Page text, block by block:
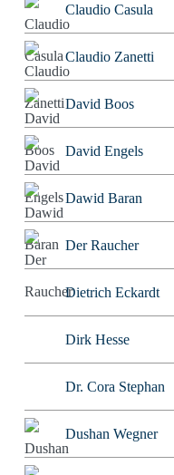
Claudio Casula
Claudio Zanetti
David Boos
David Engels
Dawid Baran
Der Raucher
Dietrich Eckardt
Dirk Hesse
Dr. Cora Stephan
Dushan Wegner